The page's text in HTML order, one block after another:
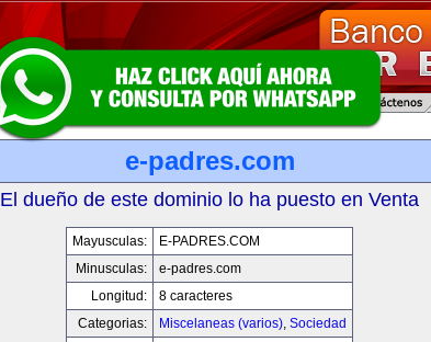
e-padres.com
El dueño de este dominio lo ha puesto en Venta
Mayusculas:
E-PADRES.COM
Minusculas:
e-padres.com
Longitud:
8 caracteres
Categorias:
Miscelaneas (varios), Sociedad